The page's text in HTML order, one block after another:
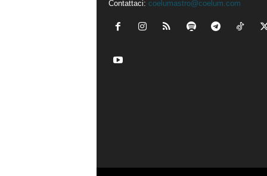
Contattaci: coelumastro@coelum.com